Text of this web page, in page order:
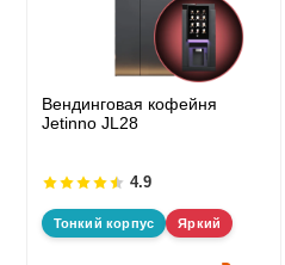
Вендинговая кофейня
Jetinno JL28
4.9
Тонкий корпус Яркий